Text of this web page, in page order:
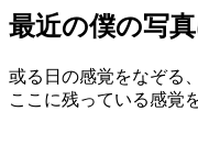
イ
バ
イ
ド
ー
を
開
最近の僕の写
或る日の感覚をなぞる
ここに残っている感覚